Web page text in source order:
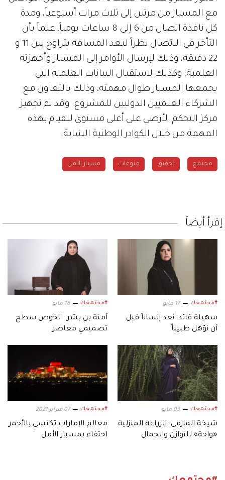
مع المسبار من مرتين إلى ثلاث مرات أسبوعياً، ومدة
كل نافذة اتصال من 6 إلى 8 ساعات يومياً، علماً بأن
التأخر في الاتصال نظراً لبعد المسافة يتراوح بين 11 و
22 دقيقة، وذلك لإرسال الأوامر إلى المسبار وأجهزته
العلمية، وكذلك لاستقبال البيانات العلمية التي
يجمعها المسبار طوال مهمته، وذلك بالتعاون مع
الشركاء العلميين الدوليين للمشروع. وقد تم تجهيز
مركز التحكم الأرضي على أعلى مستوى للقيام بهذه
المهمة من خلال الكوادر الوطنية الشابة.
مجتمع تحقيق منوعات مسبار الأمل
إقرأ أيضاً
#مجتمعك 17 مايو
سهيلة قائد: نُعد إنساناً قبل
أن نؤهل طبيباً
#مجتمعك 16 مايو
آمنة بن بشر: الخوص سطح
تصميمي معاصر
#مجتمعك 03 مايو
شيخة المازمي: الزراعة المنزلية
«واحة» للتوازن والجمال
#مجتمعك 07 فبراير 2021
معالم الإمارات تكتسي بالأحمر
احتفاء بمسبار الأمل